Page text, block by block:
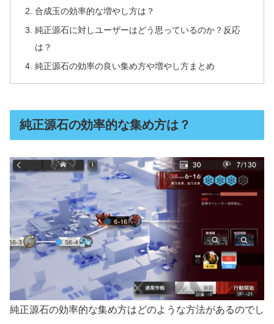
合成玉の効率的な増やし方は？
純正源石に対しユーザーはどう思っているのか？反応
は？
純正源石の効率の良い集め方や増やし方まとめ
純正源石の効率的な集め方は？
純正源石の効率的な集め方はどのような方法があるのでし